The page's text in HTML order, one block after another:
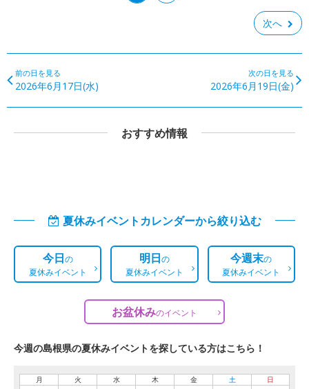
次へ
前の日を見る
2026年6月17日(水)
次の日を見る
2026年6月19日(金)
おすすめ情報
夏休みイベントカレンダーから絞り込む
今日の
夏休みイベント
明日の
夏休みイベント
今週末の
夏休みイベント
お盆休みのイベント
今週の島根県の夏休みイベントを探している方はこちら！
月 火 水 木 金 土 日